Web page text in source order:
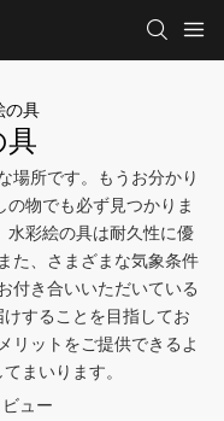
の具
場所です。もうお分かり
物でも必ず見つかりま
水彩絵の具は耐久性に優
た、さまざまな気象条件
付き合いいただいている
することを目指してお
リットをご提供できるよ
まいります。
ュー